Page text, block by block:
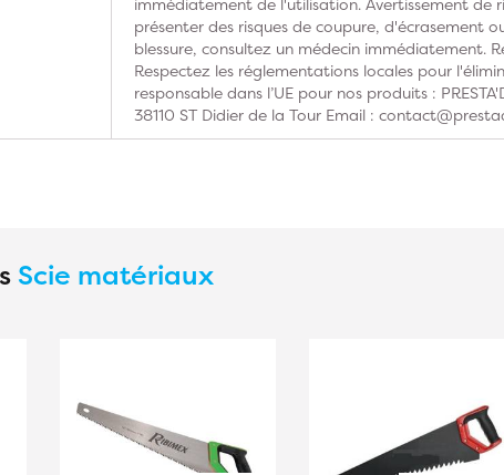
présenter des risques de coupure, d'écrasement
blessure, consultez un médecin immédiatement.
Respectez les réglementations locales pour
responsable dans l’UE pour nos produits :
38110 ST Didier de la Tour Email :
Scie matériaux